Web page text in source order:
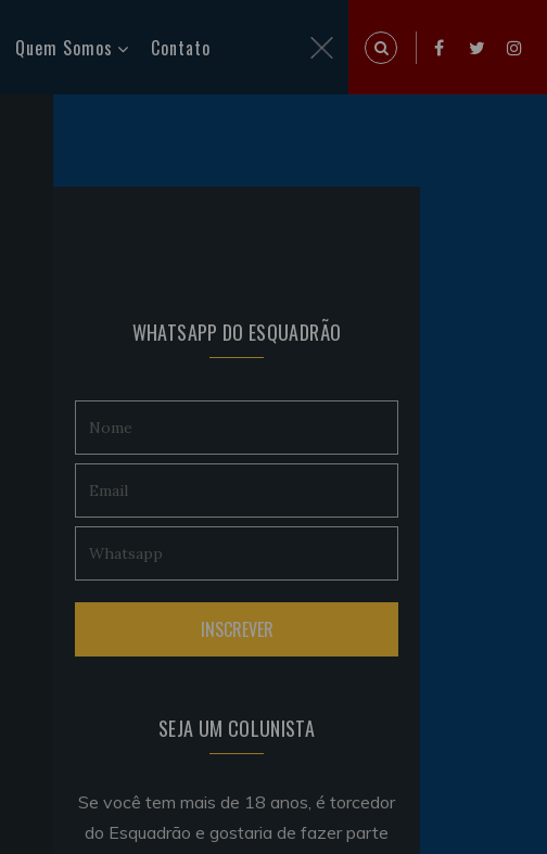
Quem Somos Contato
WHATSAPP DO ESQUADRÃO
SEJA UM COLUNISTA
Se você tem mais de 18 anos, é torcedor
do Esquadrão e gostaria de fazer parte